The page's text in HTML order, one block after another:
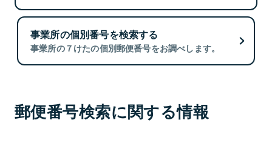
事業所の個別番号を検索する
事業所の７けたの個別郵便番号をお調べします。
郵便番号検索に関する情報